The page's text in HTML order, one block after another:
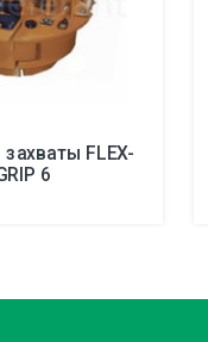
FLEX-
6